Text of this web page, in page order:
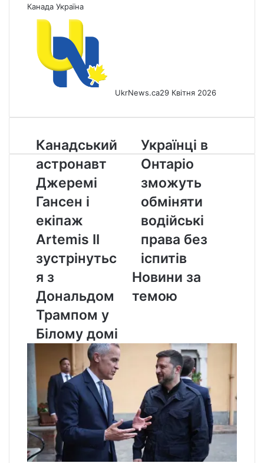
Канада Україна
UkrNews.ca29 Квітня 2026
Канадський
астронавт
Джеремі
Гансен
і
екіпаж
Artemis
II
зустрінуться
Дональдом
Трампом
у
Білому
домі
Канадський
астронавт
Джеремі
Гансен і
екіпаж
Artemis II
зустрінутьс
я з
Дональдом
Трампом у
Білому домі
Українці
в
Онтаріо
зможуть
обміняти
водійські
права
без
іспитів
Українці в
Онтаріо
зможуть
обміняти
водійські
права без
іспитів
Новини за
темою